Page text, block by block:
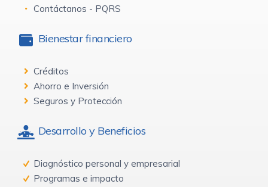
Contáctanos - PQRS
Bienestar financiero
Créditos
Ahorro e Inversión
Seguros y Protección
Desarrollo y Beneficios
Diagnóstico personal y empresarial
Programas e impacto